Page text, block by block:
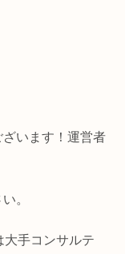
います！運営者
。
大手コンサルテ